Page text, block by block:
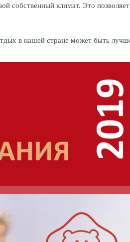
собственный климат. Это
в нашей стране может быть